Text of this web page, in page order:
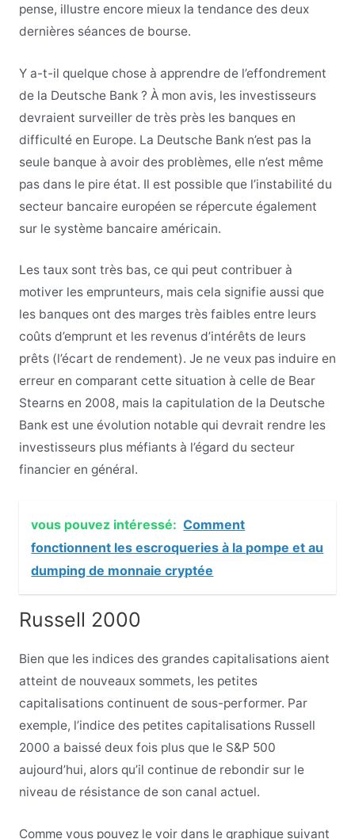
pense, illustre encore mieux la tendance des deux
dernières séances de bourse.
Y a-t-il quelque chose à apprendre de l’effondrement
de la Deutsche Bank ? À mon avis, les investisseurs
devraient surveiller de très près les banques en
difficulté en Europe. La Deutsche Bank n’est pas la
seule banque à avoir des problèmes, elle n’est même
pas dans le pire état. Il est possible que l’instabilité du
secteur bancaire européen se répercute également
sur le système bancaire américain.
Les taux sont très bas, ce qui peut contribuer à
motiver les emprunteurs, mais cela signifie aussi que
les banques ont des marges très faibles entre leurs
coûts d’emprunt et les revenus d’intérêts de leurs
prêts (l’écart de rendement). Je ne veux pas induire en
erreur en comparant cette situation à celle de Bear
Stearns en 2008, mais la capitulation de la Deutsche
Bank est une évolution notable qui devrait rendre les
investisseurs plus méfiants à l’égard du secteur
financier en général.
vous pouvez intéressé: Comment
fonctionnent les escroqueries à la pompe et au
dumping de monnaie cryptée
Russell 2000
Bien que les indices des grandes capitalisations aient
atteint de nouveaux sommets, les petites
capitalisations continuent de sous-performer. Par
exemple, l’indice des petites capitalisations Russell
2000 a baissé deux fois plus que le S&P 500
aujourd’hui, alors qu’il continue de rebondir sur le
niveau de résistance de son canal actuel.
Comme vous pouvez le voir dans le graphique suivant